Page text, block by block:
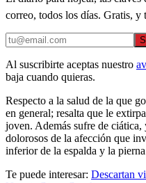
correo, todos los días. Gratis, y
Al suscribirte aceptas nuestro
baja cuando quieras.
Respecto a la salud de la que
en general; resalta que le
joven. Además sufre de
dolorosos de la afección que
inferior de la espalda y la
Te puede interesar: Descartan